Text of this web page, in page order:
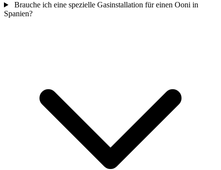
Brauche ich eine spezielle Gasinstallation für einen Ooni in
Spanien?